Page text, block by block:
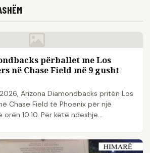
përballet me Los
në Chase Field më 9 gusht
Arizona Diamondbacks pritën Los
Chase Field të Phoenix për një
10:10. Për këtë ndeshje...